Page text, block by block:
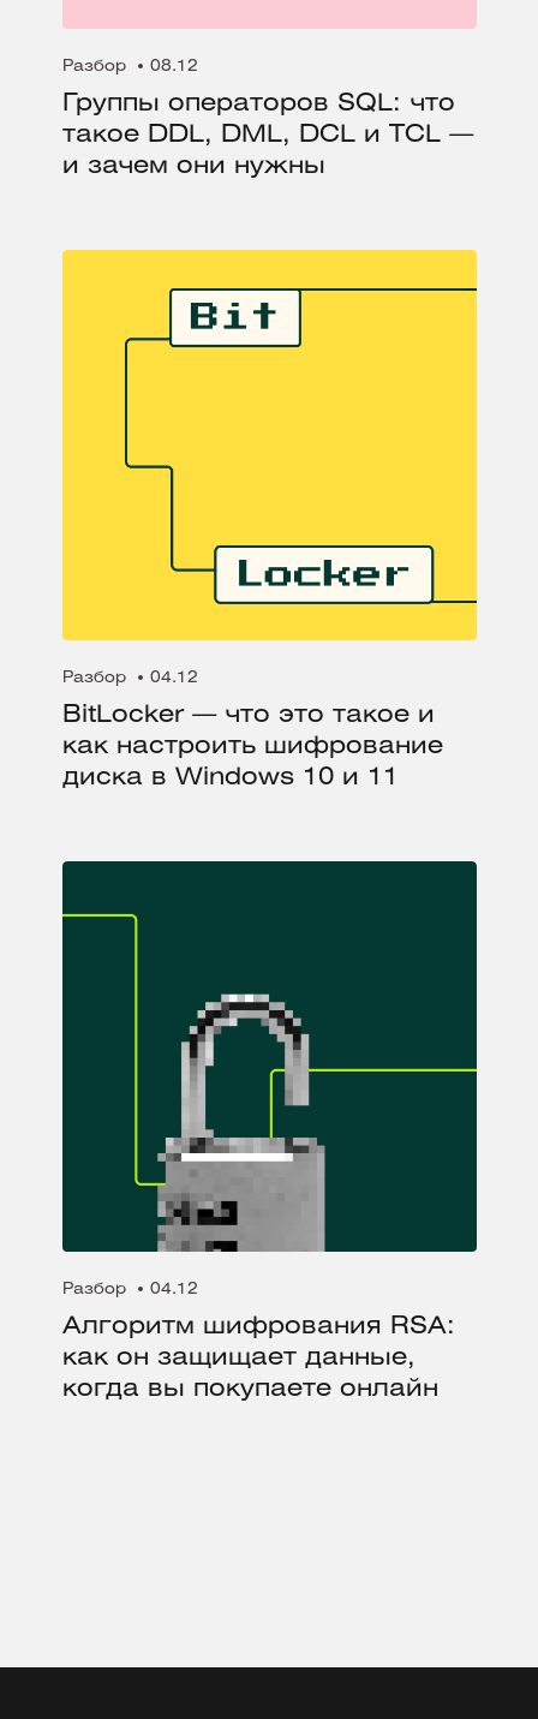
Разбор 08.12
Группы операторов SQL: что
такое DDL, DML, DCL и TCL —
и зачем они нужны
Разбор 04.12
BitLocker — что это такое и
как настроить шифрование
диска в Windows 10 и 11
Разбор 04.12
Алгоритм шифрования RSA:
как он защищает данные,
когда вы покупаете онлайн